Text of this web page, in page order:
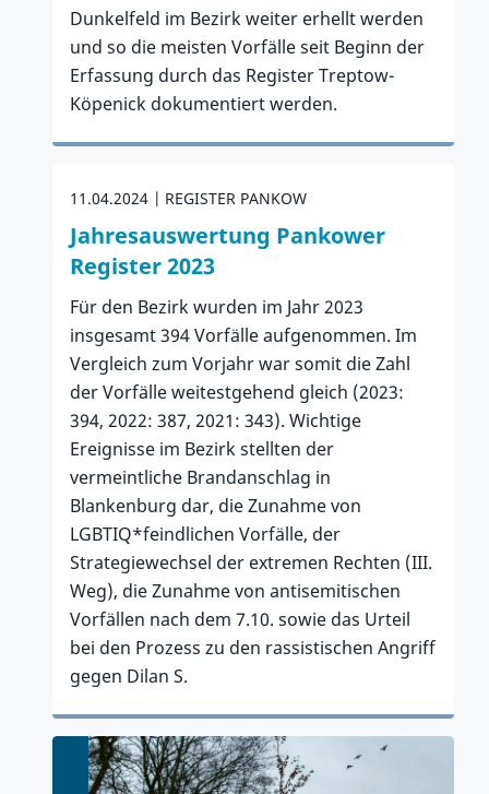
Dunkelfeld im Bezirk weiter erhellt werden
und so die meisten Vorfälle seit Beginn der
Erfassung durch das Register Treptow-
Köpenick dokumentiert werden.
Zum Artikel
11.04.2024 REGISTER PANKOW
Jahresauswertung Pankower
Register 2023
Für den Bezirk wurden im Jahr 2023
insgesamt 394 Vorfälle aufgenommen. Im
Vergleich zum Vorjahr war somit die Zahl
der Vorfälle weitestgehend gleich (2023:
394, 2022: 387, 2021: 343). Wichtige
Ereignisse im Bezirk stellten der
vermeintliche Brandanschlag in
Blankenburg dar, die Zunahme von
LGBTIQ*feindlichen Vorfälle, der
Strategiewechsel der extremen Rechten (III.
Weg), die Zunahme von antisemitischen
Vorfällen nach dem 7.10. sowie das Urteil
bei den Prozess zu den rassistischen Angriff
gegen Dilan S.
Zum Artikel